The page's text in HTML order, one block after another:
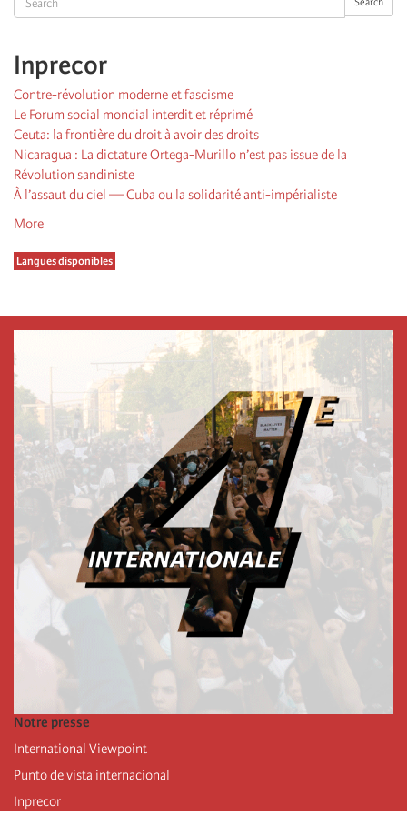
Search
Inprecor
Contre-révolution moderne et fascisme
Le Forum social mondial interdit et réprimé
Ceuta: la frontière du droit à avoir des droits
Nicaragua : La dictature Ortega-Murillo n’est pas issue de la
Révolution sandiniste
À l’assaut du ciel — Cuba ou la solidarité anti-impérialiste
More
Langues disponibles
Notre presse
International Viewpoint
Punto de vista internacional
Inprecor